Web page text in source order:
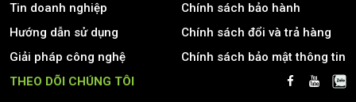
Tin doanh nghiệp
Hướng dẫn sử dụng
Giải pháp công nghệ
Chính sách bảo hành
Chính sách đổi và trả hàng
Chính sách bảo mật thông tin
THEO DÕI CHÚNG TÔI